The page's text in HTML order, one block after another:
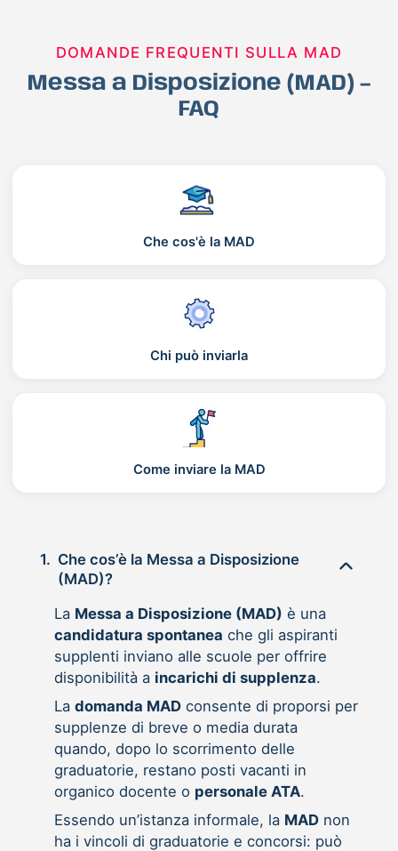
DOMANDE FREQUENTI SULLA MAD
Messa a Disposizione (MAD) –
FAQ
Che cos'è la MAD
Chi può inviarla
Come inviare la MAD
1. Che cos’è la Messa a Disposizione
(MAD)?
La Messa a Disposizione (MAD) è una
candidatura spontanea che gli aspiranti
supplenti inviano alle scuole per offrire
disponibilità a incarichi di supplenza.
La domanda MADconsente di proporsi per
supplenze di breve o media durata
quando, dopo lo scorrimento delle
graduatorie, restano posti vacanti in
organico docente o personale ATA.
Essendo un’istanza informale, la MADnon
ha i vincoli di graduatorie e concorsi: può